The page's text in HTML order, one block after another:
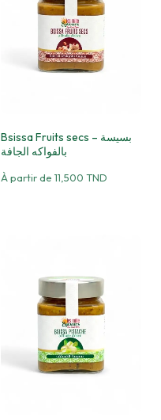
Bsissa Fruits secs – بسيسة
بالفواكه الجافة
À partir de 11,500 TND